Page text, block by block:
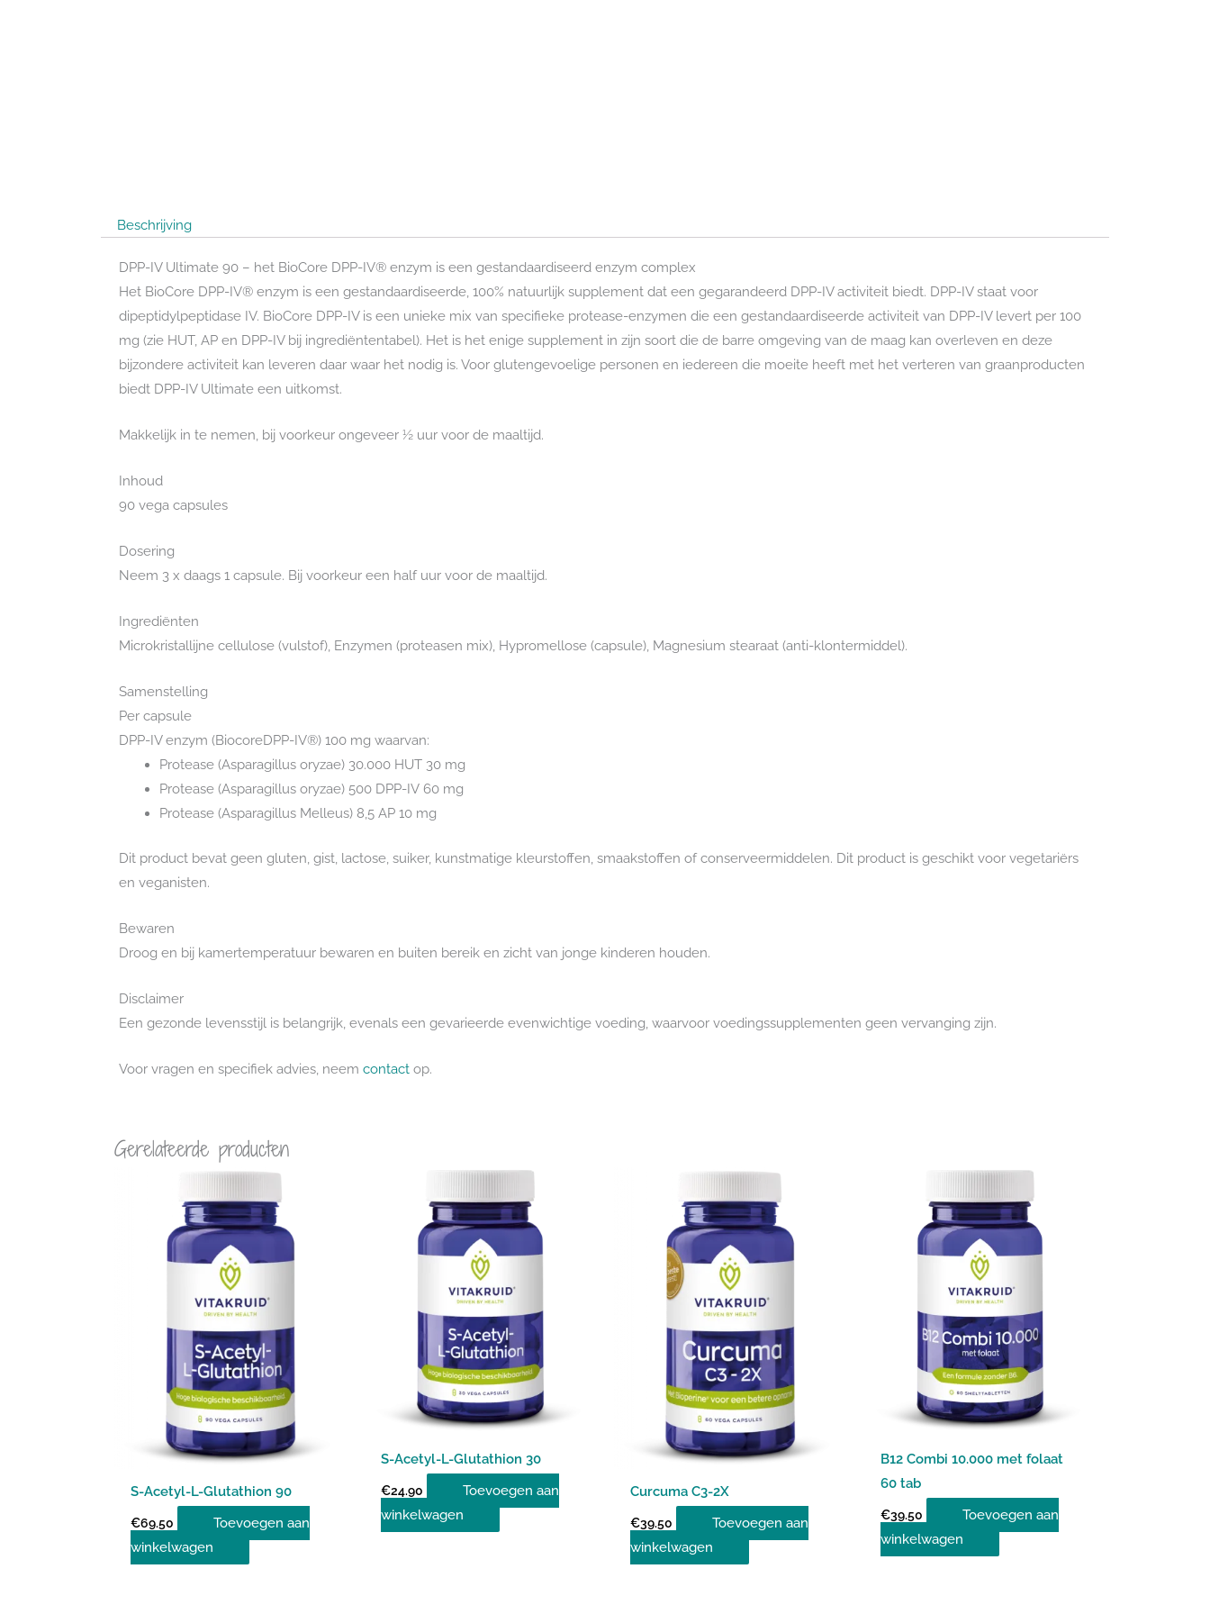
Beschrijving
DPP-IV Ultimate 90 – het BioCore DPP-IV® enzym is een gestandaardiseerd enzym complex
Het BioCore DPP-IV® enzym is een gestandaardiseerde, 100% natuurlijk supplement dat een gegarandeerd DPP-IV activiteit biedt. DPP-IV staat voor
dipeptidylpeptidase IV. BioCore DPP-IV is een unieke mix van specifieke protease-enzymen die een gestandaardiseerde activiteit van DPP-IV levert per 100
mg (zie HUT, AP en DPP-IV bij ingrediëntentabel). Het is het enige supplement in zijn soort die de barre omgeving van de maag kan overleven en deze
bijzondere activiteit kan leveren daar waar het nodig is. Voor glutengevoelige personen en iedereen die moeite heeft met het verteren van graanproducten
biedt DPP-IV Ultimate een uitkomst.
Makkelijk in te nemen, bij voorkeur ongeveer ½ uur voor de maaltijd.
Inhoud
90 vega capsules
Dosering
Neem 3 x daags 1 capsule. Bij voorkeur een half uur voor de maaltijd.
Ingrediënten
Microkristallijne cellulose (vulstof), Enzymen (proteasen mix), Hypromellose (capsule), Magnesium stearaat (anti-klontermiddel).
Samenstelling
Per capsule
DPP-IV enzym (BiocoreDPP-IV®) 100 mg waarvan:
Protease (Asparagillus oryzae) 30.000 HUT 30 mg
Protease (Asparagillus oryzae) 500 DPP-IV 60 mg
Protease (Asparagillus Melleus) 8,5 AP 10 mg
Dit product bevat geen gluten, gist, lactose, suiker, kunstmatige kleurstoffen, smaakstoffen of conserveermiddelen. Dit product is geschikt voor vegetariërs
en veganisten.
Bewaren
Droog en bij kamertemperatuur bewaren en buiten bereik en zicht van jonge kinderen houden.
Disclaimer
Een gezonde levensstijl is belangrijk, evenals een gevarieerde evenwichtige voeding, waarvoor voedingssupplementen geen vervanging zijn.
Voor vragen en specifiek advies, neem contact op.
Gerelateerde producten
S-Acetyl-L-Glutathion 90
€69.50
Toevoegen aan
winkelwagen
S-Acetyl-L-Glutathion 30
€24.90
Toevoegen aan
winkelwagen
Curcuma C3-2X
€39.50
Toevoegen aan
winkelwagen
B12 Combi 10.000 met folaat
60 tab
€39.50
Toevoegen aan
winkelwagen